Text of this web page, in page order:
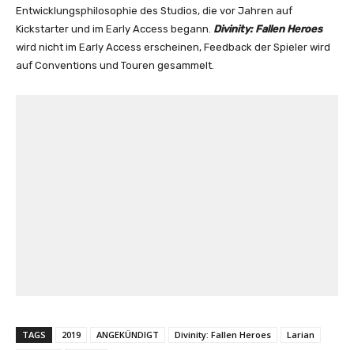
Entwicklungsphilosophie des Studios, die vor Jahren auf
Kickstarter und im Early Access begann. Divinity: Fallen Heroes
wird nicht im Early Access erscheinen, Feedback der Spieler wird
auf Conventions und Touren gesammelt.
TAGS 2019 ANGEKÜNDIGT Divinity: Fallen Heroes
Larian